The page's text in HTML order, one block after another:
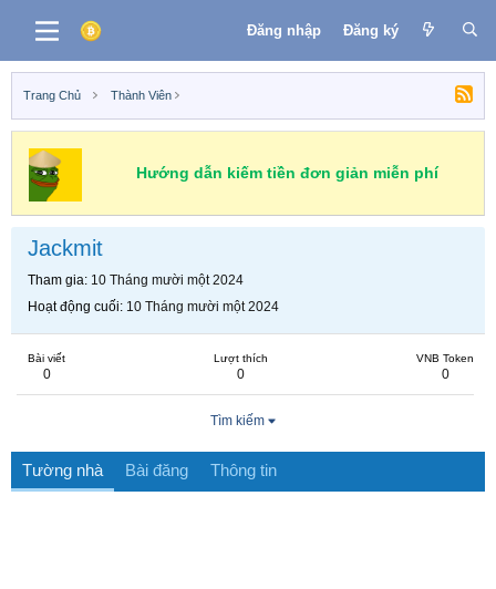
Đăng nhập Đăng ký
Trang Chủ Thành Viên
Hướng dẫn kiếm tiền đơn giản miễn phí
Jackmit
Tham gia 10 Tháng mười một 2024
Hoạt động cuối 10 Tháng mười một 2024
Bài viết
0
Lượt thích
0
VNB Token
0
Tìm kiếm
Tường nhà Bài đăng Thông tin